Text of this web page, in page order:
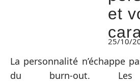
et
25/10/
La personnalité n’échappe
du burn-out. Les